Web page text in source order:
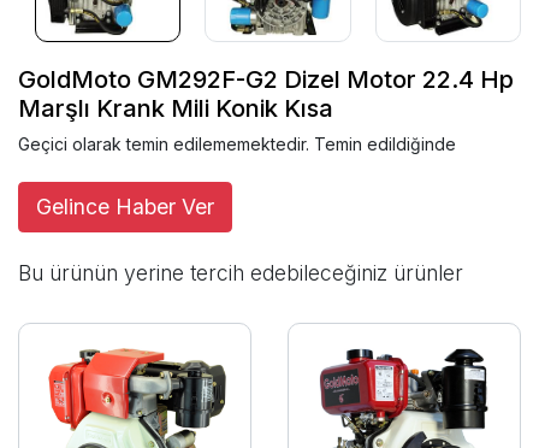
GoldMoto GM292F-G2 Dizel Motor 22.4 Hp
Marşlı Krank Mili Konik Kısa
Geçici olarak temin edilememektedir. Temin edildiğinde
Gelince Haber Ver
Bu ürünün yerine tercih edebileceğiniz ürünler